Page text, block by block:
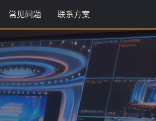
常见问题 联系方案